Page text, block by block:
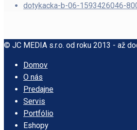
dotykacka-b-06-1593426046-
© JC MEDIA s.r.o. od roku 2013 - až
Domov
O nás
Predajne
Servis
Portfólio
Eshopy